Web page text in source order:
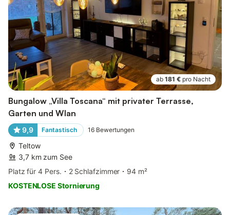
ab 181 € pro Nacht
Bungalow „Villa Toscana“ mit privater Terrasse,
Garten und Wlan
9,9 Fantastisch 16 Bewertungen
Teltow
3,7 km zum See
Platz für 4 Pers.
2 Schlafzimmer
94 m²
KOSTENLOSE Stornierung